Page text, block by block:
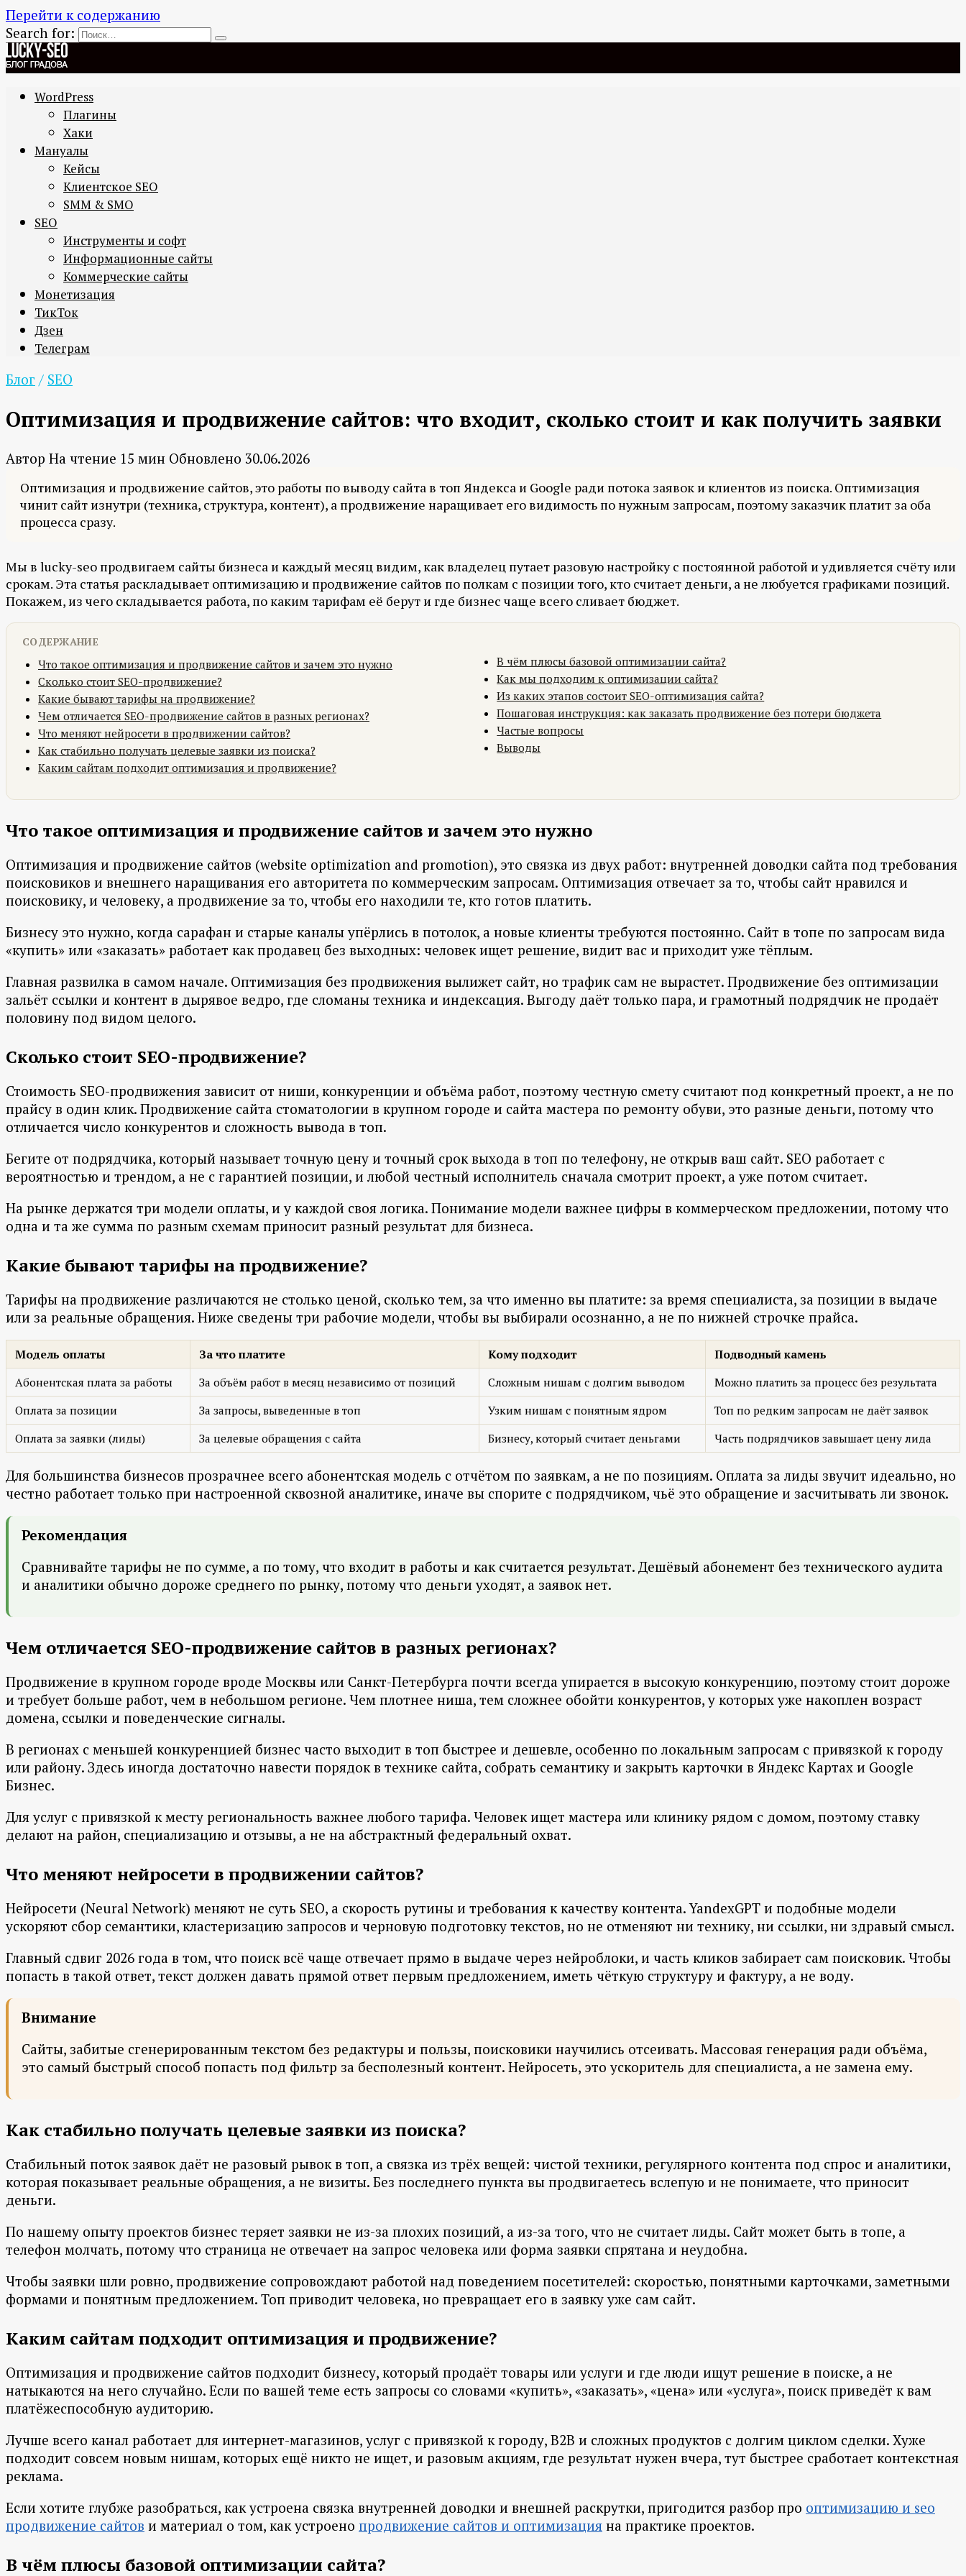
Перейти к содержанию
Search for:
WordPress
Плагины
Хаки
Мануалы
Кейсы
Клиентское SEO
SMM & SMO
SEO
Инструменты и софт
Информационные сайты
Коммерческие сайты
Монетизация
ТикТок
Дзен
Телеграм
Блог / SEO
Оптимизация и продвижение сайтов: что входит, сколько стоит и как получить заявки
Автор На чтение 15 мин Обновлено 30.06.2026
Оптимизация и продвижение сайтов, это работы по выводу сайта в топ Яндекса и Google ради потока заявок и клиентов из поиска. Оптимизация
чинит сайт изнутри (техника, структура, контент), а продвижение наращивает его видимость по нужным запросам, поэтому заказчик платит за оба
процесса сразу.
Мы в lucky-seo продвигаем сайты бизнеса и каждый месяц видим, как владелец путает разовую настройку с постоянной работой и удивляется счёту или
срокам. Эта статья раскладывает оптимизацию и продвижение сайтов по полкам с позиции того, кто считает деньги, а не любуется графиками позиций.
Покажем, из чего складывается работа, по каким тарифам её берут и где бизнес чаще всего сливает бюджет.
СОДЕРЖАНИЕ
Что такое оптимизация и продвижение сайтов и зачем это нужно
Сколько стоит SEO-продвижение?
Какие бывают тарифы на продвижение?
Чем отличается SEO-продвижение сайтов в разных регионах?
Что меняют нейросети в продвижении сайтов?
Как стабильно получать целевые заявки из поиска?
Каким сайтам подходит оптимизация и продвижение?
В чём плюсы базовой оптимизации сайта?
Как мы подходим к оптимизации сайта?
Из каких этапов состоит SEO-оптимизация сайта?
Пошаговая инструкция: как заказать продвижение без потери бюджета
Частые вопросы
Выводы
Что такое оптимизация и продвижение сайтов и зачем это нужно
Оптимизация и продвижение сайтов (website optimization and promotion), это связка из двух работ: внутренней доводки сайта под требования
поисковиков и внешнего наращивания его авторитета по коммерческим запросам. Оптимизация отвечает за то, чтобы сайт нравился и
поисковику, и человеку, а продвижение за то, чтобы его находили те, кто готов платить.
Бизнесу это нужно, когда сарафан и старые каналы упёрлись в потолок, а новые клиенты требуются постоянно. Сайт в топе по запросам вида
«купить» или «заказать» работает как продавец без выходных: человек ищет решение, видит вас и приходит уже тёплым.
Главная развилка в самом начале. Оптимизация без продвижения вылижет сайт, но трафик сам не вырастет. Продвижение без оптимизации
зальёт ссылки и контент в дырявое ведро, где сломаны техника и индексация. Выгоду даёт только пара, и грамотный подрядчик не продаёт
половину под видом целого.
Сколько стоит SEO-продвижение?
Стоимость SEO-продвижения зависит от ниши, конкуренции и объёма работ, поэтому честную смету считают под конкретный проект, а не по
прайсу в один клик. Продвижение сайта стоматологии в крупном городе и сайта мастера по ремонту обуви, это разные деньги, потому что
отличается число конкурентов и сложность вывода в топ.
Бегите от подрядчика, который называет точную цену и точный срок выхода в топ по телефону, не открыв ваш сайт. SEO работает с
вероятностью и трендом, а не с гарантией позиции, и любой честный исполнитель сначала смотрит проект, а уже потом считает.
На рынке держатся три модели оплаты, и у каждой своя логика. Понимание модели важнее цифры в коммерческом предложении, потому что
одна и та же сумма по разным схемам приносит разный результат для бизнеса.
Какие бывают тарифы на продвижение?
Тарифы на продвижение различаются не столько ценой, сколько тем, за что именно вы платите: за время специалиста, за позиции в выдаче
или за реальные обращения. Ниже сведены три рабочие модели, чтобы вы выбирали осознанно, а не по нижней строчке прайса.
Модель оплаты За что платите Кому подходит
Подводный камень
Абонентская плата за работы
За объём работ в месяц независимо от позиций Сложным нишам с долгим выводом
Можно платить за процесс без результата
Оплата за позиции
За запросы, выведенные в топ Узким нишам с понятным ядром
Топ по редким запросам не даёт заявок
Оплата за заявки (лиды)
За целевые обращения с сайта Бизнесу, который считает деньгами Часть подрядчиков завышает цену лида
Для большинства бизнесов прозрачнее всего абонентская модель с отчётом по заявкам, а не по позициям. Оплата за лиды звучит идеально, но
честно работает только при настроенной сквозной аналитике, иначе вы спорите с подрядчиком, чьё это обращение и засчитывать ли звонок.
Рекомендация
Сравнивайте тарифы не по сумме, а по тому, что входит в работы и как считается результат. Дешёвый абонемент без технического аудита
и аналитики обычно дороже среднего по рынку, потому что деньги уходят, а заявок нет.
Чем отличается SEO-продвижение сайтов в разных регионах?
Продвижение в крупном городе вроде Москвы или Санкт-Петербурга почти всегда упирается в высокую конкуренцию, поэтому стоит дороже
и требует больше работ, чем в небольшом регионе. Чем плотнее ниша, тем сложнее обойти конкурентов, у которых уже накоплен возраст
домена, ссылки и поведенческие сигналы.
В регионах с меньшей конкуренцией бизнес часто выходит в топ быстрее и дешевле, особенно по локальным запросам с привязкой к городу
или району. Здесь иногда достаточно навести порядок в технике сайта, собрать семантику и закрыть карточки в Яндекс Картах и Google
Бизнес.
Для услуг с привязкой к месту региональность важнее любого тарифа. Человек ищет мастера или клинику рядом с домом, поэтому ставку
делают на район, специализацию и отзывы, а не на абстрактный федеральный охват.
Что меняют нейросети в продвижении сайтов?
Нейросети (Neural Network) меняют не суть SEO, а скорость рутины и требования к качеству контента. YandexGPT и подобные модели
ускоряют сбор семантики, кластеризацию запросов и черновую подготовку текстов, но не отменяют ни технику, ни ссылки, ни здравый смысл.
Главный сдвиг 2026 года в том, что поиск всё чаще отвечает прямо в выдаче через нейроблоки, и часть кликов забирает сам поисковик. Чтобы
попасть в такой ответ, текст должен давать прямой ответ первым предложением, иметь чёткую структуру и фактуру, а не воду.
Внимание
Сайты, забитые сгенерированным текстом без редактуры и пользы, поисковики научились отсеивать. Массовая генерация ради объёма,
это самый быстрый способ попасть под фильтр за бесполезный контент. Нейросеть, это ускоритель для специалиста, а не замена ему.
Как стабильно получать целевые заявки из поиска?
Стабильный поток заявок даёт не разовый рывок в топ, а связка из трёх вещей: чистой техники, регулярного контента под спрос и аналитики,
которая показывает реальные обращения, а не визиты. Без последнего пункта вы продвигаетесь вслепую и не понимаете, что приносит
деньги.
По нашему опыту проектов бизнес теряет заявки не из-за плохих позиций, а из-за того, что не считает лиды. Сайт может быть в топе, а
телефон молчать, потому что страница не отвечает на запрос человека или форма заявки спрятана и неудобна.
Чтобы заявки шли ровно, продвижение сопровождают работой над поведением посетителей: скоростью, понятными карточками, заметными
формами и понятным предложением. Топ приводит человека, но превращает его в заявку уже сам сайт.
Каким сайтам подходит оптимизация и продвижение?
Оптимизация и продвижение сайтов подходит бизнесу, который продаёт товары или услуги и где люди ищут решение в поиске, а не
натыкаются на него случайно. Если по вашей теме есть запросы со словами «купить», «заказать», «цена» или «услуга», поиск приведёт к вам
платёжеспособную аудиторию.
Лучше всего канал работает для интернет-магазинов, услуг с привязкой к городу, B2B и сложных продуктов с долгим циклом сделки. Хуже
подходит совсем новым нишам, которых ещё никто не ищет, и разовым акциям, где результат нужен вчера, тут быстрее сработает контекстная
реклама.
Если хотите глубже разобраться, как устроена связка внутренней доводки и внешней раскрутки, пригодится разбор про оптимизацию и seo
продвижение сайтов и материал о том, как устроено продвижение сайтов и оптимизация на практике проектов.
В чём плюсы базовой оптимизации сайта?